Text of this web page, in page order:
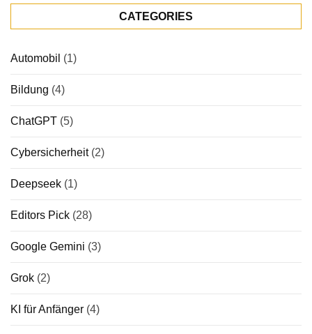
CATEGORIES
Automobil (1)
Bildung (4)
ChatGPT (5)
Cybersicherheit(2)
Deepseek (1)
Editors Pick (28)
Google Gemini (3)
Grok (2)
KI für Anfänger (4)